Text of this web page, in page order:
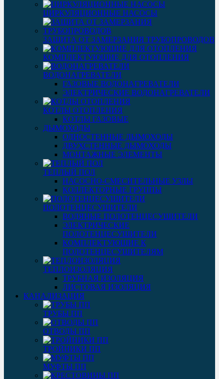
ЦИРКУЛЯЦИОННЫЕ НАСОСЫ
ЗАЩИТА ОТ ЗАМЕРЗАНИЯ ТРУБОПРОВОДОВ
КОМПЛЕКТУЮЩИЕ ДЛЯ ОТОПЛЕНИЯ
ВОДОНАГРЕВАТЕЛИ
ГАЗОВЫЕ ВОДОНАГРЕВАТЕЛИ
ЭЛЕКТРИЧЕСКИЕ ВОДОНАГРЕВАТЕЛИ
КОТЛЫ ОТОПЛЕНИЯ
КОТЛЫ ГАЗОВЫЕ
ДЫМОХОДЫ
ОДНОСТЕННЫЕ ДЫМОХОДЫ
ДВУХСТЕННЫЕ ДЫМОХОДЫ
МОНТАЖНЫЕ ЭЛЕМЕНТЫ
ТЕПЛЫЙ ПОЛ
НАСОСНО-СМЕСИТЕЛЬНЫЕ УЗЛЫ
КОЛЛЕКТОРНЫЕ ГРУППЫ
ПОЛОТЕНЦЕСУШИТЕЛИ
ВОДЯНЫЕ ПОЛОТЕНЦЕСУШИТЕЛИ
ЭЛЕКТРИЧЕСКИЕ
ПОЛОТЕНЦЕСУШИТЕЛИ
КОМПЛЕКТУЮЩИЕ К
ПОЛОТЕНЦЕСУШИТЕЛЯМ
ТЕПЛОИЗОЛЯЦИЯ
ТРУБНАЯ ИЗОЛЯЦИЯ
ЛИСТОВАЯ ИЗОЛЯЦИЯ
КАНАЛИЗАЦИЯ
ТРУБЫ ПП
ОТВОДЫ ПП
ТРОЙНИКИ ПП
МУФТЫ ПП